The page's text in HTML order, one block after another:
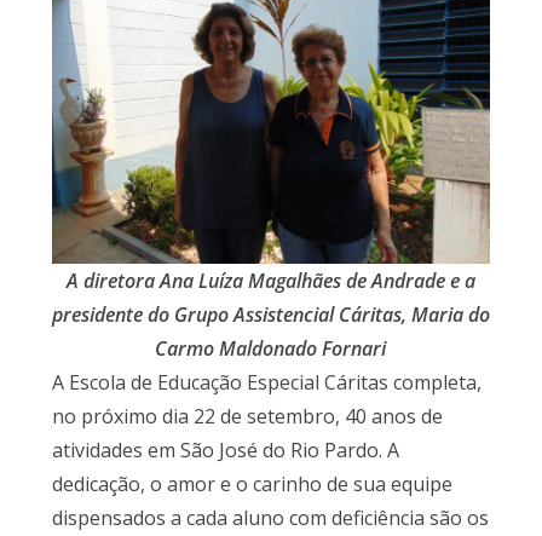
A diretora Ana Luíza Magalhães de Andrade e a
presidente do Grupo Assistencial Cáritas, Maria do
Carmo Maldonado Fornari
A Escola de Educação Especial Cáritas completa,
no próximo dia 22 de setembro, 40 anos de
atividades em São José do Rio Pardo. A
dedicação, o amor e o carinho de sua equipe
dispensados a cada aluno com deficiência são os